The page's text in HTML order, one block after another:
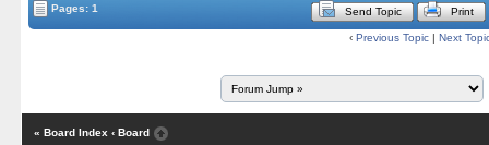
Pages: 1 Send Topic Print
‹ Previous Topic | Next
« Board Index ‹ Board